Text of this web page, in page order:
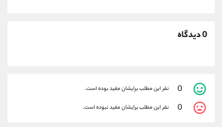
0 دیدگاه
0 نفر این مطلب برایشان مفید بوده است.
0 نفر این مطلب برایشان مفید نبوده است.